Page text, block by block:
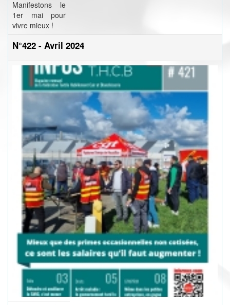
Manifestons le
1er mai pour
vivre mieux !
N°422 - Avril 2024